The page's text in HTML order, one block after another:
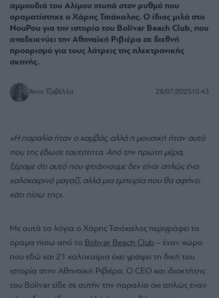
αμμουδιά του Αλίμου χτυπά στον ρυθμό που
οραματίστηκε ο Χάρης Τσιάκαλος. Ο ίδιος μιλά στο
NouPou για την ιστορία του Bolivar Beach Club, που
αναδεικνύει την Αθηναϊκή Ριβιέρα σε διεθνή
προορισμό για τους λάτρεις της ηλεκτρονικής
σκηνής.
Άννυ Τζαβέλλα 28/07/202510:43
«Η παραλία ήταν ο καμβάς, αλλά η μουσική ήταν αυτό
που της έδωσε ταυτότητα. Από την πρώτη μέρα,
ξέραμε ότι αυτό που φτιάχνουμε δεν είναι απλώς ένα
καλοκαιρινό μαγαζί, αλλά μια εμπειρία που θα αφήνει
κάτι πίσω της».
Με αυτά τα λόγια ο Χάρης Τσιάκαλος περιγράφει το
όραμα πίσω από το Bolivar Beach Club – έναν χώρο
που εδώ και 21 καλοκαίρια έχει γράψει τη δική του
ιστορία στην Αθηναϊκή Ριβιέρα. Ο CEO και ιδιοκτήτης
του Bolivar είδε σε αυτήν την παραλία όχι απλώς έναν